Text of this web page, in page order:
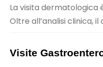
La visita dermatologica
Oltre all’analisi clinica,
Visite